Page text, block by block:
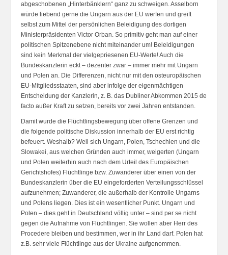
abgeschobenen „Hinterbänklern“ ganz zu schweigen. Asselborn
würde liebend gerne die Ungarn aus der EU werfen und greift
selbst zum Mittel der persönlichen Beleidigung des dortigen
Ministerpräsidenten Victor Orban. So primitiv geht man auf einer
politischen Spitzenebene nicht miteinander um! Beleidigungen
sind kein Merkmal der vielgepriesenen EU-Werte! Auch die
Bundeskanzlerin eckt – dezenter zwar – immer mehr mit Ungarn
und Polen an. Die Differenzen, nicht nur mit den osteuropäischen
EU-Mitgliedsstaaten, sind aber infolge der eigenmächtigen
Entscheidung der Kanzlerin, z. B. das Dubliner Abkommen 2015 de
facto außer Kraft zu setzen, bereits vor zwei Jahren entstanden.
Damit wurde die Flüchtlingsbewegung über offene Grenzen und
die folgende politische Diskussion innerhalb der EU erst richtig
befeuert. Weshalb? Weil sich Ungarn, Polen, Tschechien und die
Slowakei, aus welchen Gründen auch immer, weigerten (Ungarn
und Polen weiterhin auch nach dem Urteil des Europäischen
Gerichtshofes) Flüchtlinge bzw. Zuwanderer über einen von der
Bundeskanzlerin über die EU eingeforderten Verteilungsschlüssel
aufzunehmen; Zuwanderer, die außerhalb der Kontrolle Ungarns
und Polens liegen. Dies ist ein wesentlicher Punkt. Ungarn und
Polen – dies geht in Deutschland völlig unter – sind per se nicht
gegen die Aufnahme von Flüchtlingen. Sie wollen aber Herr des
Procedere bleiben und bestimmen, wer in ihr Land darf. Polen hat
z.B. sehr viele Flüchtlinge aus der Ukraine aufgenommen.